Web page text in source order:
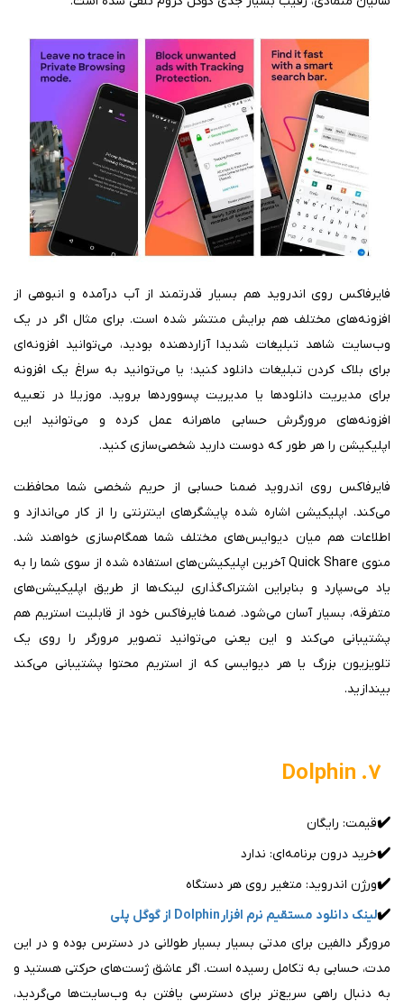
فایرفاکس روی اندروید هم بسیار قدرتمند از آب درآمده و انبوهی از
افزونه‌های مختلف هم برایش منتشر شده است. برای مثال اگر در یک
وب‌سایت شاهد تبلیغات شدیدا آزاردهنده بودید، می‌توانید افزونه‌ای
برای بلاک کردن تبلیغات دانلود کنید؛ یا می‌توانید به سراغ یک افزونه
برای مدیریت دانلودها یا مدیریت پسووردها بروید. موزیلا در تعبیه
افزونه‌های مرورگرش حسابی ماهرانه عمل کرده و می‌توانید این
اپلیکیشن را هر طور که دوست دارید شخصی‌سازی کنید.
فایرفاکس روی اندروید ضمنا حسابی از حریم شخصی شما محافظت
می‌کند. اپلیکیشن اشاره شده پایشگرهای اینترنتی را از کار می‌اندازد و
اطلاعات هم میان دیوایس‌های مختلف شما همگام‌سازی خواهند شد.
منوی Quick Share آخرین اپلیکیشن‌های استفاده شده از سوی شما را به
یاد می‌سپارد و بنابراین اشتراک‌گذاری لینک‌ها از طریق اپلیکیشن‌های
متفرقه، بسیار آسان می‌شود. ضمنا فایرفاکس خود از قابلیت استریم هم
پشتیبانی می‌کند و این یعنی می‌توانید تصویر مرورگر را روی یک
تلویزیون بزرگ یا هر دیوایسی که از استریم محتوا پشتیبانی می‌کند
بیندازید.
۷. Dolphin
✔️قیمت: رایگان
✔️خرید درون برنامه‌ای: ندارد
✔️ورژن اندروید: متغیر روی هر دستگاه
✔️لینک دانلود مستقیم نرم افزار Dolphin از گوگل پلی
مرورگر دالفین برای مدتی بسیار بسیار طولانی در دسترس بوده و در این
مدت،‌ حسابی به تکامل رسیده است. اگر عاشق ژست‌های حرکتی هستید و
به دنبال راهی سریع‌تر برای دسترسی یافتن به وب‌سایت‌ها می‌گردید،